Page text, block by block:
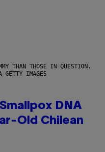
THAN THOSE IN QUESTION.
GETTY IMAGES
DNA
Old Chilean